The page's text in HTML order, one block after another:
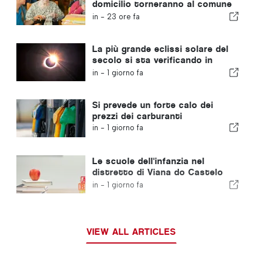
domicilio torneranno al comune
portoghese
in - 23 ore fa
La più grande eclissi solare del
secolo si sta verificando in
Portogallo
in - 1 giorno fa
Si prevede un forte calo dei
prezzi dei carburanti
in - 1 giorno fa
Le scuole dell'infanzia nel
distretto di Viana do Castelo
non chiuderanno
in - 1 giorno fa
VIEW ALL ARTICLES